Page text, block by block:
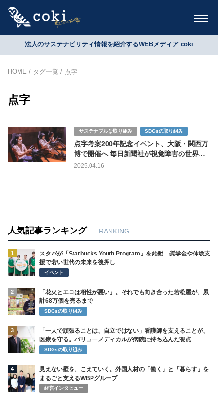
法人のサステナビリティ情報を紹介するWEBメディア coki
HOME タグ一覧 点字
点字
サステナブルな取り組み SDGsの取り組み
点字考案200年記念イベント、大阪・関西万
博で開催へ 毎日新聞社が視覚障害の世界を
体感する６日間を企画
2025.04.16
人気記事ランキング RANKING
1
スタバが「Starbucks Youth Program」を始動 奨学金や体験支
援で若い世代の未来を後押し
イベント
2
「花火とエコは相性が悪い」。それでも向き合った若松屋が、累
計68万個を売るまで
SDGsの取り組み
3
「一人で頑張ることは、自立ではない」看護師を支えることが、
医療を守る。バリューメディカルが病院に持ち込んだ視点
SDGsの取り組み
4
見えない壁を、こえていく。外国人材の「働く」と「暮らす」を
まるごと支えるWBPグループ
経営インタビュー